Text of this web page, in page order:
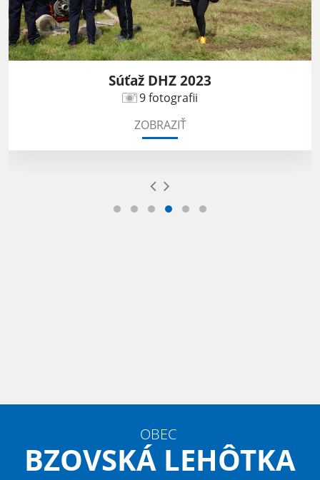
Súťaž DHZ 2023
9 fotografii
ZOBRAZIŤ
OBEC
BZOVSKÁ LEHÔTKA